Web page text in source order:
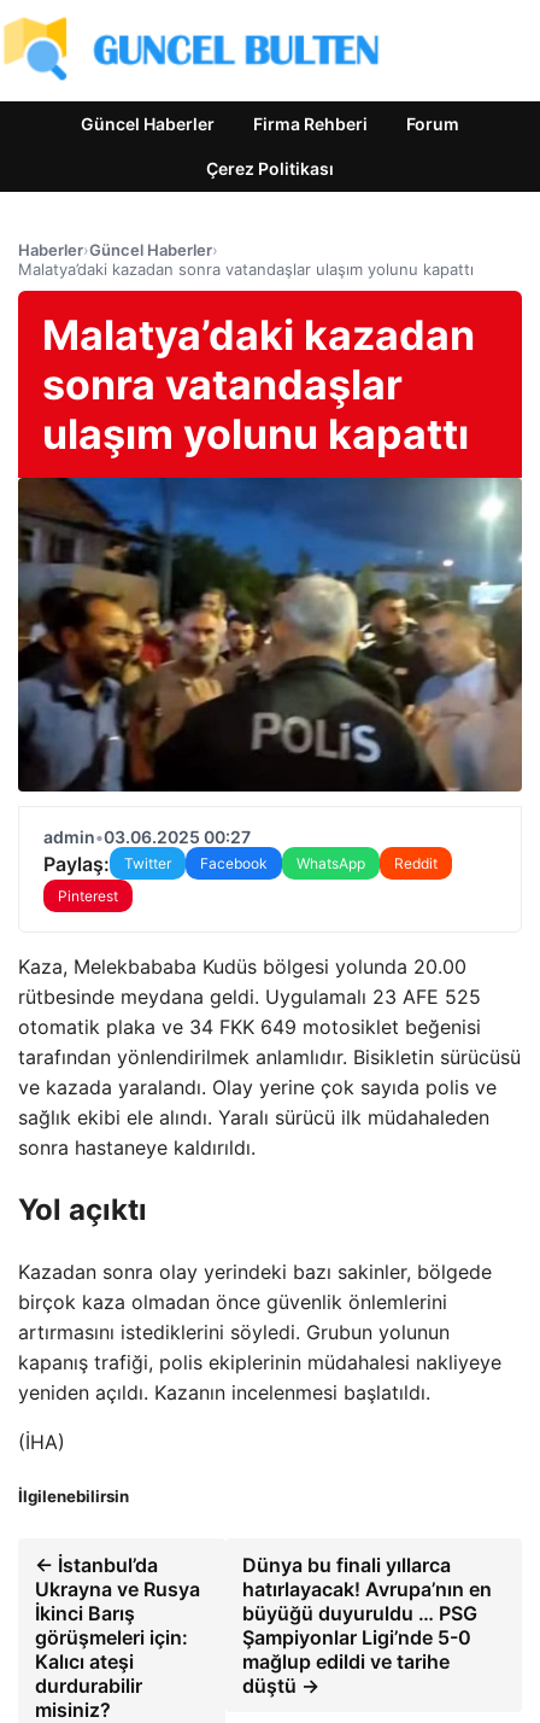
Güncel Haberler Firma Rehberi Forum
Çerez Politikası
Haberler›Güncel Haberler›
Malatya’daki kazadan sonra vatandaşlar ulaşım yolunu kapattı
Malatya’daki kazadan
sonra vatandaşlar
ulaşım yolunu kapattı
admin•03.06.2025 00:27
Paylaş: Twitter Facebook WhatsApp
Reddit
Pinterest
Kaza, Melekbababa Kudüs bölgesi yolunda 20.00
rütbesinde meydana geldi. Uygulamalı 23 AFE 525
otomatik plaka ve 34 FKK 649 motosiklet beğenisi
tarafından yönlendirilmek anlamlıdır. Bisikletin sürücüsü
ve kazada yaralandı. Olay yerine çok sayıda polis ve
sağlık ekibi ele alındı. Yaralı sürücü ilk müdahaleden
sonra hastaneye kaldırıldı.
Yol açıktı
Kazadan sonra olay yerindeki bazı sakinler, bölgede
birçok kaza olmadan önce güvenlik önlemlerini
artırmasını istediklerini söyledi. Grubun yolunun
kapanış trafiği, polis ekiplerinin müdahalesi nakliyeye
yeniden açıldı. Kazanın incelenmesi başlatıldı.
(İHA)
İlgilenebilirsin
← İstanbul’da
Ukrayna ve Rusya
İkinci Barış
görüşmeleri için:
Kalıcı ateşi
durdurabilir
misiniz?
Dünya bu finali yıllarca
hatırlayacak! Avrupa’nın en
büyüğü duyuruldu … PSG
Şampiyonlar Ligi’nde 5-0
mağlup edildi ve tarihe
düştü →